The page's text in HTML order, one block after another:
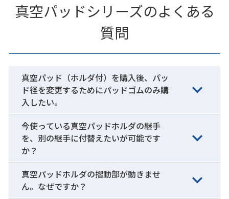
真空パッドシリーズのよくある
質問
真空パッド（ホルダ付）を購入後、パッ
ド径を変更するためにパッドゴムのみ購
入したい。
今使っている真空パッドホルダの継手
を、別の継手に付替えたいが可能です
か？
真空パッドホルダの摺動部が動きませ
ん。なぜですか？